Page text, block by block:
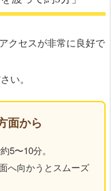
クセスが非常に良好で
い。
面から
5〜10分。
へ向かうとスムーズ